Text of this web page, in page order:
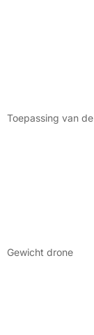
Toepassing van
Gewicht drone